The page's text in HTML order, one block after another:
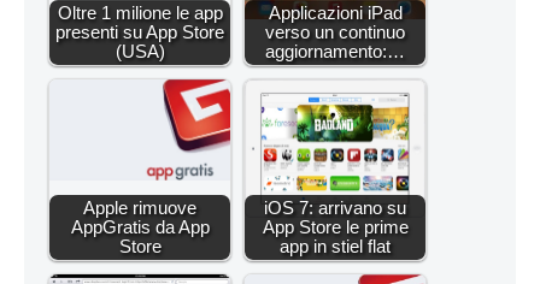
Oltre 1 milione le app
presenti su App Store
(USA)
Applicazioni iPad
verso un continuo
aggiornamento:…
Apple rimuove
AppGratis da App
Store
iOS 7: arrivano su
App Store le prime
app in stiel flat